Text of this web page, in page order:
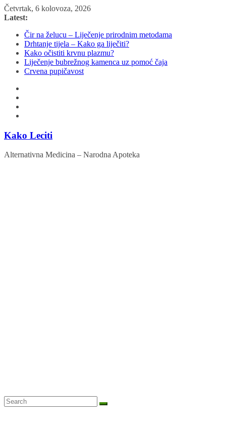
Skip
to
Četvrtak, 6 kolovoza, 2026
Latest:
Čir na želucu – Liječenje prirodnim metodama
Drhtanje tijela – Kako ga liječiti?
Kako očistiti krvnu plazmu?
Liječenje bubrežnog kamenca uz pomoć čaja
Crvena pupičavost
Kako Leciti
Alternativna Medicina – Narodna Apoteka